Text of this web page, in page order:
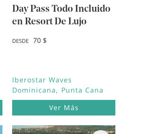
Day Pass Todo Incluido
en Resort De Lujo
DESDE 70 $
Iberostar Waves
Dominicana
Punta Cana
Ver Más